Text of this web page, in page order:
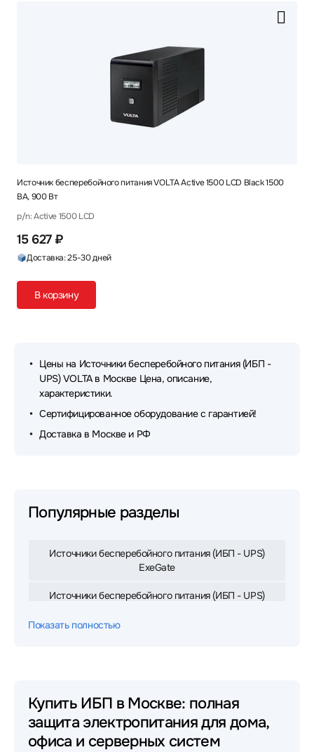
Источник бесперебойного питания VOLTA Active 1500 LCD Black 1500
ВА, 900 Вт
p/n: Active 1500 LCD
15 627 ₽
Доставка: 25-30 дней
В корзину
Цены на Источники бесперебойного питания (ИБП -
UPS) VOLTA в Москве Цена, описание,
характеристики.
Сертифицированное оборудование с гарантией!
Доставка в Москве и РФ
Популярные разделы
Источники бесперебойного питания (ИБП - UPS)
ExeGate
Источники бесперебойного питания (ИБП - UPS)
Источники бесперебойного питания (ИБП - UPS)
Powercom
Показать полностью
Купить ИБП в Москве: полная
защита электропитания для дома,
офиса и серверных систем